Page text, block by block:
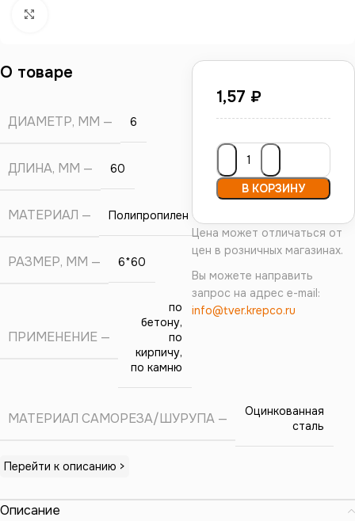
1,57 ₽
В КОРЗИНУ
Цена может отличаться от
цен в розничных магазинах.
Вы можете направить
запрос на адрес e-mail:
info@tver.krepco.ru
О товаре
ДИАМЕТР, ММ 6
ДЛИНА, ММ 60
МАТЕРИАЛ Полипропилен
РАЗМЕР, ММ 6*60
ПРИМЕНЕНИЕ
по
бетону,
по
кирпичу,
по камню
МАТЕРИАЛ САМОРЕЗА/ШУРУПА
Оцинкованная
сталь
Перейти к описанию >
Описание